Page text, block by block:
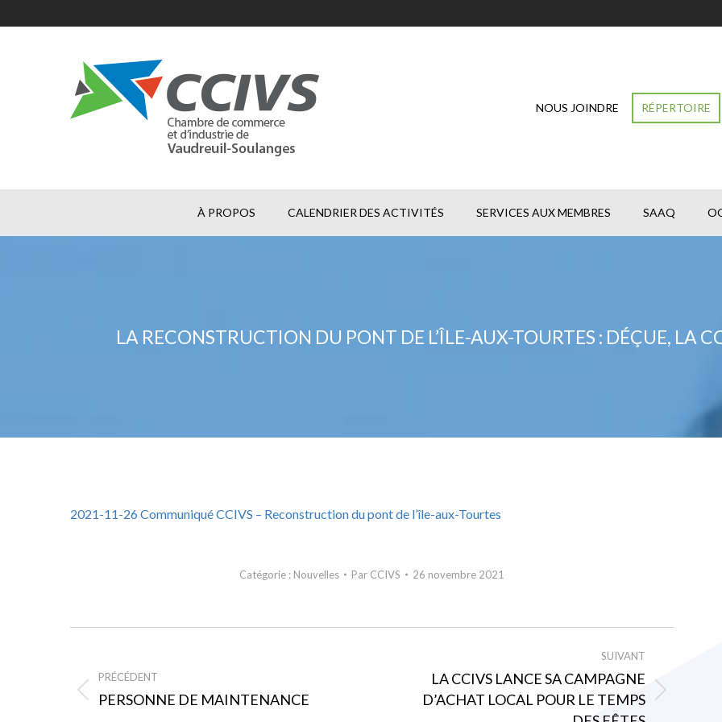
NOUS JOINDRE RÉPERTOIRE
À PROPOS CALENDRIER DES ACTIVITÉS SERVICES AUX MEMBRES SAAQ
LA RECONSTRUCTION DU PONT DE L’ÎLE-AUX-TOURTES : DÉÇUE, LA
2021-11-26 Communiqué CCIVS – Reconstruction du pont de l’île-aux-Tourtes
Catégorie : Nouvelles Par CCIVS 26 novembre 2021
PRÉCÉDENT
Article
PERSONNE DE MAINTENANCE
SUIVANT
Article
LA CCIVS LANCE SA CAMPAGNE
D’ACHAT LOCAL POUR LE TEMPS